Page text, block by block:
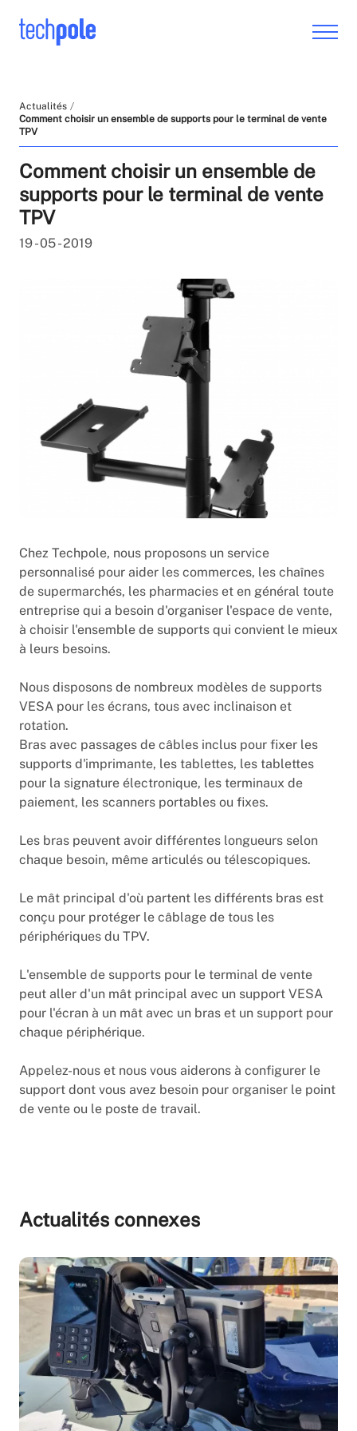
Actualités
Comment choisir un ensemble de supports pour le terminal de vente
TPV
Comment choisir un ensemble de
supports pour le terminal de vente
TPV
19 - 05 - 2019
Chez Techpole, nous proposons un service
personnalisé pour aider les commerces, les chaînes
de supermarchés, les pharmacies et en général toute
entreprise qui a besoin d'organiser l'espace de vente,
à choisir l'ensemble de supports qui convient le mieux
à leurs besoins.
Nous disposons de nombreux modèles de supports
VESA pour les écrans, tous avec inclinaison et
rotation.
Bras avec passages de câbles inclus pour fixer les
supports d'imprimante, les tablettes, les tablettes
pour la signature électronique, les terminaux de
paiement, les scanners portables ou fixes.
Les bras peuvent avoir différentes longueurs selon
chaque besoin, même articulés ou télescopiques.
Le mât principal d'où partent les différents bras est
conçu pour protéger le câblage de tous les
périphériques du TPV.
L'ensemble de supports pour le terminal de vente
peut aller d'un mât principal avec un support VESA
pour l'écran à un mât avec un bras et un support pour
chaque périphérique.
Appelez-nous et nous vous aiderons à configurer le
support dont vous avez besoin pour organiser le point
de vente ou le poste de travail.
Actualités connexes